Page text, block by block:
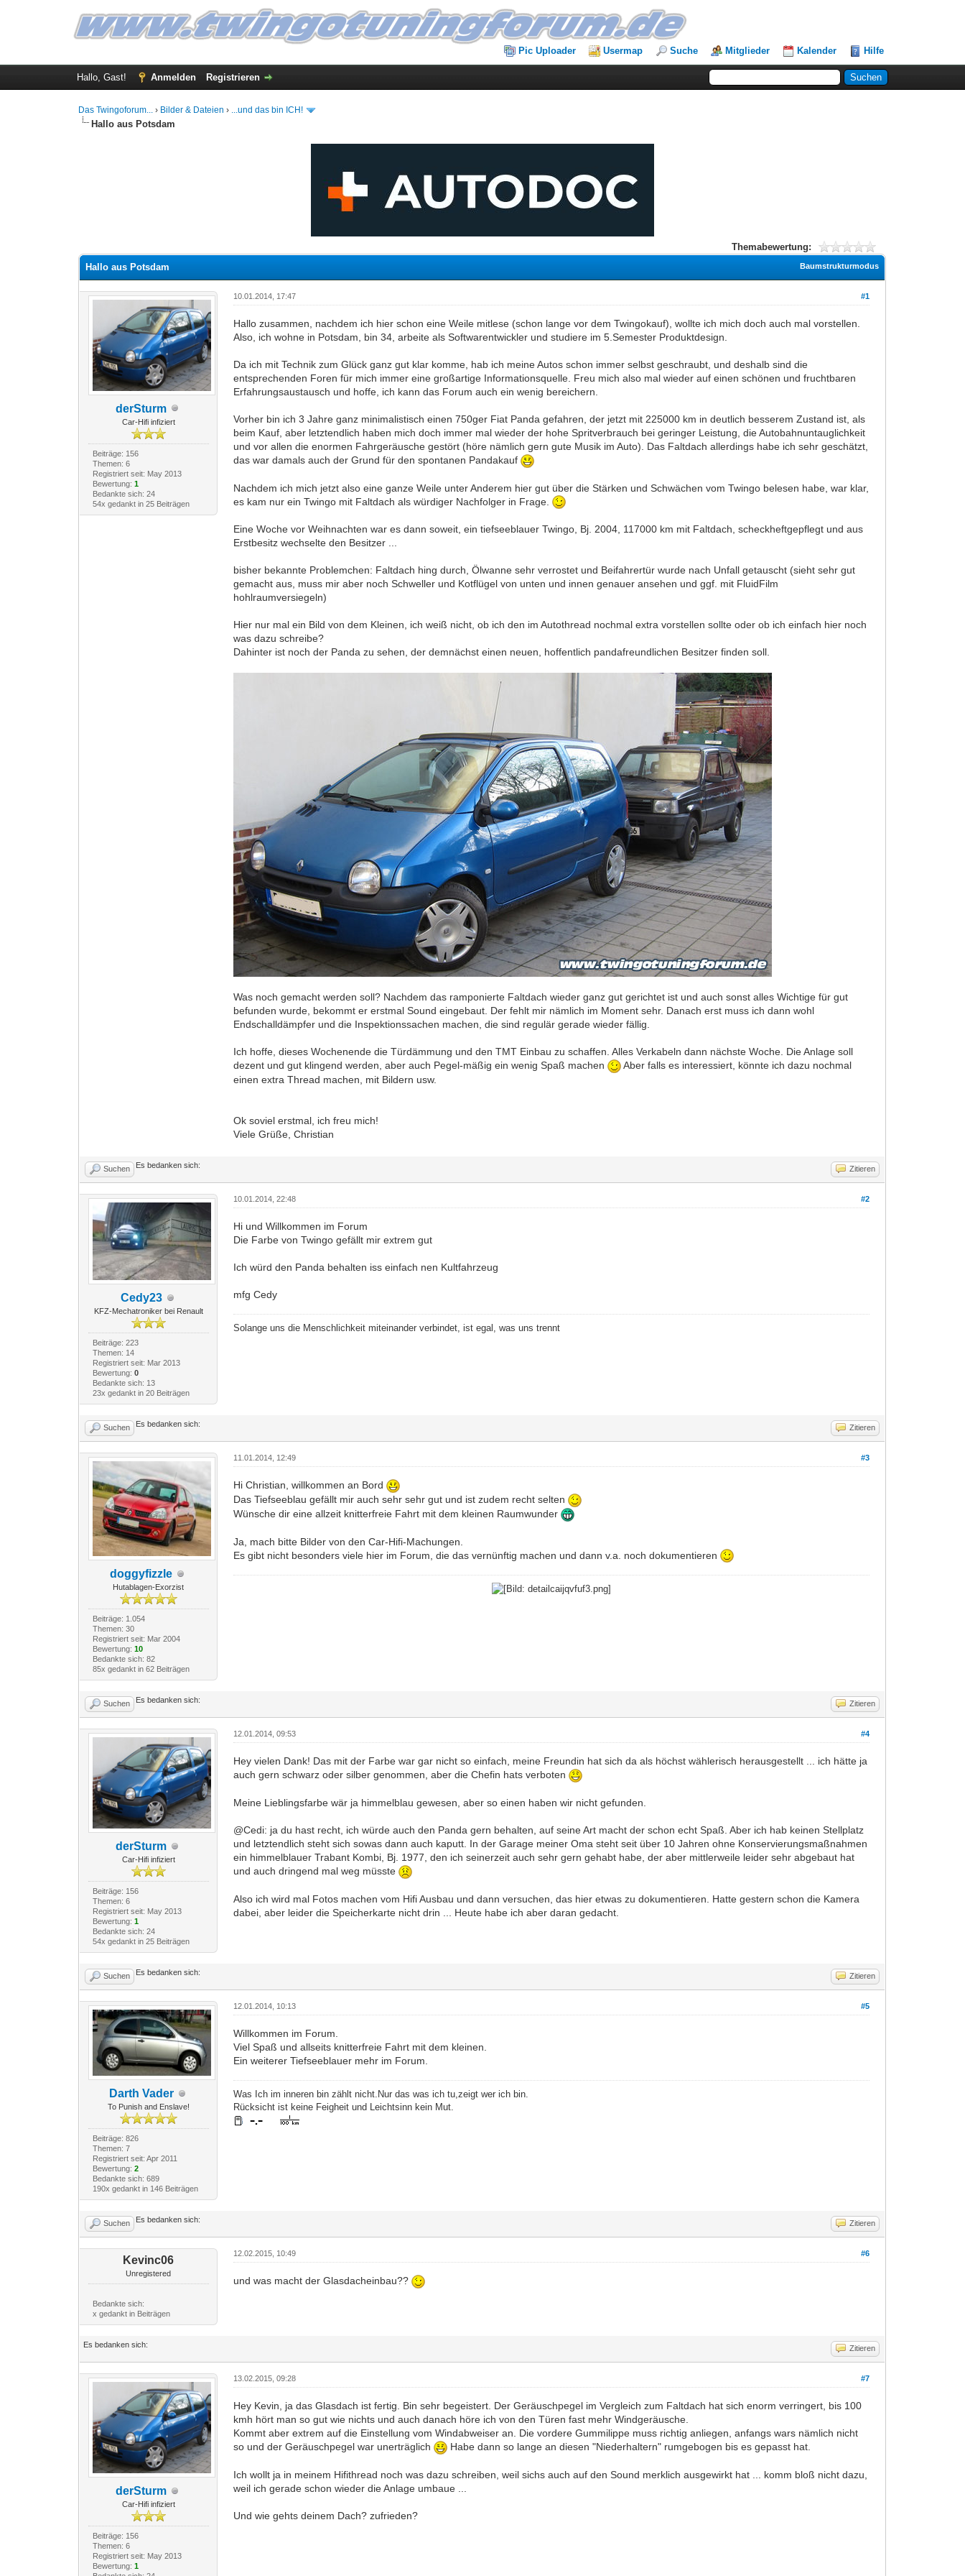
Pic Uploader Usermap Suche Mitglieder Kalender Hilfe
Hallo, Gast! Anmelden Registrieren
Das Twingoforum... › Bilder & Dateien › ...und das bin ICH!
Hallo aus Potsdam
Themabewertung:
Baumstrukturmodus
Hallo aus Potsdam
derSturm
Car-Hifi infiziert
Beiträge: 156
Themen: 6
Registriert seit: May 2013
Bewertung: 1
Bedankte sich: 24
54x gedankt in 25 Beiträgen
#1
10.01.2014, 17:47
Hallo zusammen, nachdem ich hier schon eine Weile mitlese (schon lange vor dem Twingokauf), wollte ich mich doch auch mal vorstellen.
Also, ich wohne in Potsdam, bin 34, arbeite als Softwarentwickler und studiere im 5.Semester Produktdesign.
Da ich mit Technik zum Glück ganz gut klar komme, hab ich meine Autos schon immer selbst geschraubt, und deshalb sind die
entsprechenden Foren für mich immer eine großartige Informationsquelle. Freu mich also mal wieder auf einen schönen und fruchtbaren
Erfahrungsaustausch und hoffe, ich kann das Forum auch ein wenig bereichern.
Vorher bin ich 3 Jahre ganz minimalistisch einen 750ger Fiat Panda gefahren, der jetzt mit 225000 km in deutlich besserem Zustand ist, als
beim Kauf, aber letztendlich haben mich doch immer mal wieder der hohe Spritverbrauch bei geringer Leistung, die Autobahnuntauglichkeit
und vor allen die enormen Fahrgeräusche gestört (höre nämlich gern gute Musik im Auto). Das Faltdach allerdings habe ich sehr geschätzt,
das war damals auch der Grund für den spontanen Pandakauf
Nachdem ich mich jetzt also eine ganze Weile unter Anderem hier gut über die Stärken und Schwächen vom Twingo belesen habe, war klar,
es kam nur ein Twingo mit Faltdach als würdiger Nachfolger in Frage.
Eine Woche vor Weihnachten war es dann soweit, ein tiefseeblauer Twingo, Bj. 2004, 117000 km mit Faltdach, scheckheftgepflegt und aus
Erstbesitz wechselte den Besitzer ...
bisher bekannte Problemchen: Faltdach hing durch, Ölwanne sehr verrostet und Beifahrertür wurde nach Unfall getauscht (sieht sehr gut
gemacht aus, muss mir aber noch Schweller und Kotflügel von unten und innen genauer ansehen und ggf. mit FluidFilm
hohlraumversiegeln)
Hier nur mal ein Bild von dem Kleinen, ich weiß nicht, ob ich den im Autothread nochmal extra vorstellen sollte oder ob ich einfach hier noch
was dazu schreibe?
Dahinter ist noch der Panda zu sehen, der demnächst einen neuen, hoffentlich pandafreundlichen Besitzer finden soll.
Was noch gemacht werden soll? Nachdem das ramponierte Faltdach wieder ganz gut gerichtet ist und auch sonst alles Wichtige für gut
befunden wurde, bekommt er erstmal Sound eingebaut. Der fehlt mir nämlich im Moment sehr. Danach erst muss ich dann wohl
Endschalldämpfer und die Inspektionssachen machen, die sind regulär gerade wieder fällig.
Ich hoffe, dieses Wochenende die Türdämmung und den TMT Einbau zu schaffen. Alles Verkabeln dann nächste Woche. Die Anlage soll
dezent und gut klingend werden, aber auch Pegel-mäßig ein wenig Spaß machen
Aber falls es interessiert, könnte ich dazu nochmal
einen extra Thread machen, mit Bildern usw.
Ok soviel erstmal, ich freu mich!
Viele Grüße, Christian
Suchen Zitieren
Es bedanken sich:
Cedy23
KFZ-Mechatroniker bei Renault
Beiträge: 223
Themen: 14
Registriert seit: Mar 2013
Bewertung: 0
Bedankte sich: 13
23x gedankt in 20 Beiträgen
#2
10.01.2014, 22:48
Hi und Willkommen im Forum
Die Farbe von Twingo gefällt mir extrem gut
Ich würd den Panda behalten iss einfach nen Kultfahrzeug
mfg Cedy
Solange uns die Menschlichkeit miteinander verbindet, ist egal, was uns trennt
Suchen Zitieren
Es bedanken sich:
doggyfizzle
Hutablagen-Exorzist
Beiträge: 1.054
Themen: 30
Registriert seit: Mar 2004
Bewertung: 10
Bedankte sich: 82
85x gedankt in 62 Beiträgen
#3
11.01.2014, 12:49
Hi Christian, willkommen an Bord
Das Tiefseeblau gefällt mir auch sehr sehr gut und ist zudem recht selten
Wünsche dir eine allzeit knitterfreie Fahrt mit dem kleinen Raumwunder
Ja, mach bitte Bilder von den Car-Hifi-Machungen.
Es gibt nicht besonders viele hier im Forum, die das vernünftig machen und dann v.a. noch dokumentieren
Suchen Zitieren
Es bedanken sich:
derSturm
Car-Hifi infiziert
Beiträge: 156
Themen: 6
Registriert seit: May 2013
Bewertung: 1
Bedankte sich: 24
54x gedankt in 25 Beiträgen
#4
12.01.2014, 09:53
Hey vielen Dank! Das mit der Farbe war gar nicht so einfach, meine Freundin hat sich da als höchst wählerisch herausgestellt ... ich hätte ja
auch gern schwarz oder silber genommen, aber die Chefin hats verboten
Meine Lieblingsfarbe wär ja himmelblau gewesen, aber so einen haben wir nicht gefunden.
@Cedi: ja du hast recht, ich würde auch den Panda gern behalten, auf seine Art macht der schon echt Spaß. Aber ich hab keinen Stellplatz
und letztendlich steht sich sowas dann auch kaputt. In der Garage meiner Oma steht seit über 10 Jahren ohne Konservierungsmaßnahmen
ein himmelblauer Trabant Kombi, Bj. 1977, den ich seinerzeit auch sehr gern gehabt habe, der aber mittlerweile leider sehr abgebaut hat
und auch dringend mal weg müsste
Also ich wird mal Fotos machen vom Hifi Ausbau und dann versuchen, das hier etwas zu dokumentieren. Hatte gestern schon die Kamera
dabei, aber leider die Speicherkarte nicht drin ... Heute habe ich aber daran gedacht.
Suchen Zitieren
Es bedanken sich:
Darth Vader
To Punish and Enslave!
Beiträge: 826
Themen: 7
Registriert seit: Apr 2011
Bewertung: 2
Bedankte sich: 689
190x gedankt in 146 Beiträgen
#5
12.01.2014, 10:13
Willkommen im Forum.
Viel Spaß und allseits knitterfreie Fahrt mit dem kleinen.
Ein weiterer Tiefseeblauer mehr im Forum.
Was Ich im inneren bin zählt nicht.Nur das was ich tu,zeigt wer ich bin.
Rücksicht ist keine Feigheit und Leichtsinn kein Mut.
Suchen Zitieren
Es bedanken sich:
Kevinc06
Unregistered
Bedankte sich:
x gedankt in Beiträgen
#6
12.02.2015, 10:49
und was macht der Glasdacheinbau??
Zitieren
Es bedanken sich:
derSturm
Car-Hifi infiziert
Beiträge: 156
Themen: 6
Registriert seit: May 2013
Bewertung: 1
#7
13.02.2015, 09:28
Hey Kevin, ja das Glasdach ist fertig. Bin sehr begeistert. Der Geräuschpegel im Vergleich zum Faltdach hat sich enorm verringert, bis 100
kmh hört man so gut wie nichts und auch danach höre ich von den Türen fast mehr Windgeräusche.
Kommt aber extrem auf die Einstellung vom Windabweiser an. Die vordere Gummilippe muss richtig anliegen, anfangs wars nämlich nicht
so und der Geräuschpegel war unerträglich
Habe dann so lange an diesen "Niederhaltern" rumgebogen bis es gepasst hat.
Ich wollt ja in meinem Hifithread noch was dazu schreiben, weil sichs auch auf den Sound merklich ausgewirkt hat ... komm bloß nicht dazu,
weil ich gerade schon wieder die Anlage umbaue ...
Und wie gehts deinem Dach? zufrieden?